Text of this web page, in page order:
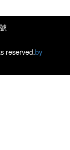
reserved.by